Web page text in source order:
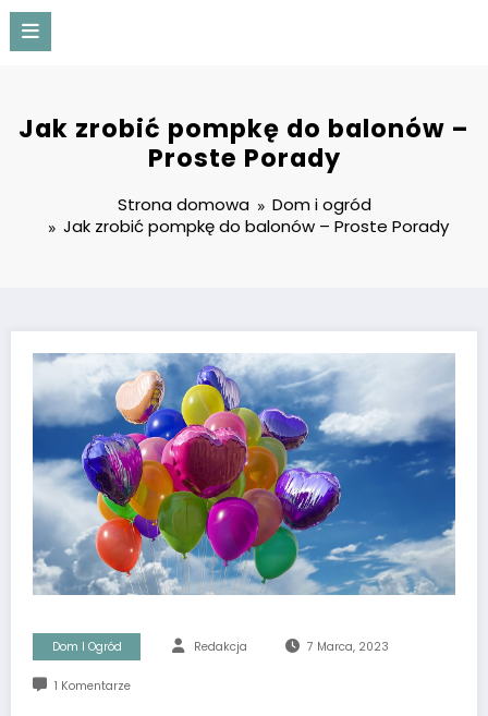
Przejdź
treści
Jak zrobić pompkę do balonów –
Proste Porady
Strona domowa
Dom i ogród
Jak zrobić pompkę do balonów – Proste Porady
Dom I Ogród Redakcja 7 Marca, 2023
1 Komentarze